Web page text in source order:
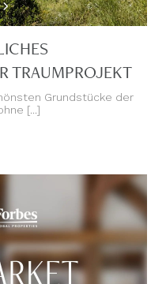
TRAUMPROJEKT
Grundstücke der
[...]